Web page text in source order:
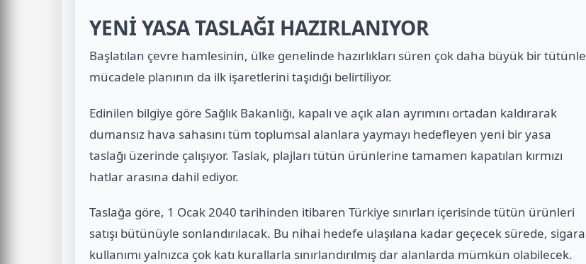
YENİ YASA TASLAĞI HAZIRLANIYOR
Başlatılan çevre hamlesinin, ülke genelinde hazırlıkları süren çok daha büyük bir tütünle
mücadele planının da ilk işaretlerini taşıdığı belirtiliyor.
Edinilen bilgiye göre Sağlık Bakanlığı, kapalı ve açık alan ayrımını ortadan kaldırarak
dumansız hava sahasını tüm toplumsal alanlara yaymayı hedefleyen yeni bir yasa
taslağı üzerinde çalışıyor. Taslak, plajları tütün ürünlerine tamamen kapatılan kırmızı
hatlar arasına dahil ediyor.
Taslağa göre, 1 Ocak 2040 tarihinden itibaren Türkiye sınırları içerisinde tütün ürünleri
satışı bütünüyle sonlandırılacak. Bu nihai hedefe ulaşılana kadar geçecek sürede, sigara
kullanımı yalnızca çok katı kurallarla sınırlandırılmış dar alanlarda mümkün olabilecek.